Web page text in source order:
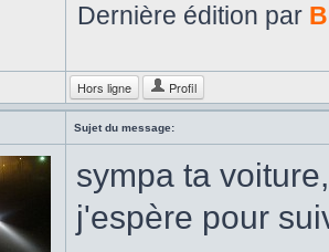
Dernière édition par
Hors ligne Profil
Sujet du message:
sympa ta
j'espère pour